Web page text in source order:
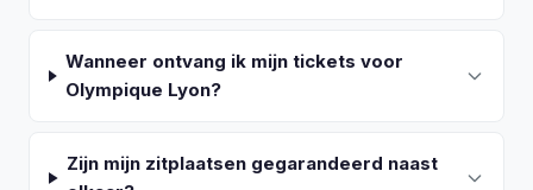
Wanneer ontvang ik mijn tickets voor
Olympique Lyon?
Zijn mijn zitplaatsen gegarandeerd naast